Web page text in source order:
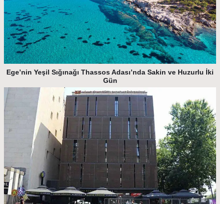
Ege’nin Yeşil Sığınağı Thassos Adası’nda Sakin ve Huzurlu İki
Gün